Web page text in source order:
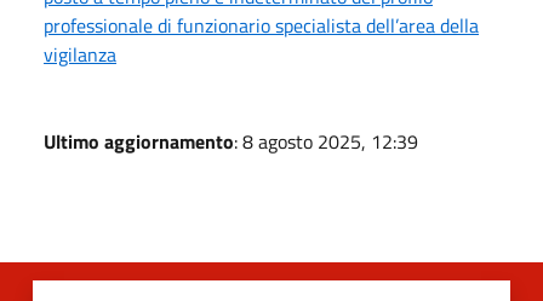
professionale di funzionario specialista dell’area della
vigilanza
Ultimo aggiornamento: 8 agosto 2025, 12:39